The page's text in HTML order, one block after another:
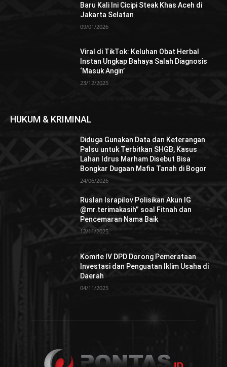
Baru Kali Ini Cicipi Steak Khas Aceh di
Jakarta Selatan
09/01/2026
Viral di TikTok: Keluhan Obat Herbal
Instan Ungkap Bahaya Salah Diagnosis
‘Masuk Angin’
23/12/2025
HUKUM & KRIMINAL
Diduga Gunakan Data dan Keterangan
Palsu untuk Terbitkan SHGB, Kasus
Lahan Idrus Marham Disebut Bisa
Bongkar Dugaan Mafia Tanah di Bogor
24/06/2026
Ruslan Israpilov Polisikan Akun IG
@mr.terimakasih” soal Fitnah dan
Pencemaran Nama Baik
12/11/2025
Komite IV DPD Dorong Pemerataan
Investasi dan Penguatan Iklim Usaha di
Daerah
04/11/2025